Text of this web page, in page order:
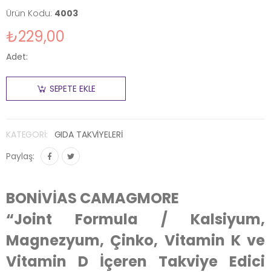
Ürün Kodu: 4003
₺229,00
Adet:
SEPETE EKLE
KATEGORI: GIDA TAKVİYELERİ
Paylaş:
BONİVİAS CAMAGMORE
“Joint Formula / Kalsiyum,
Magnezyum, Çinko, Vitamin K ve
Vitamin D İçeren Takviye Edici